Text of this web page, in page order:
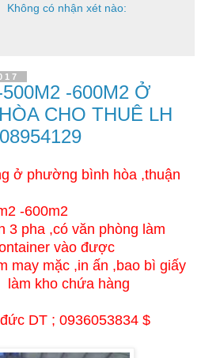
Không có nhận xét nào:
-600M2 Ở
CHO THUÊ LH
ở phường bình hòa ,thuận
-600m2
3 pha ,có văn phòng làm
vào được
may mặc ,in ấn ,bao bì giấy
làm kho chứa hàng
DT ; 0936053834 $